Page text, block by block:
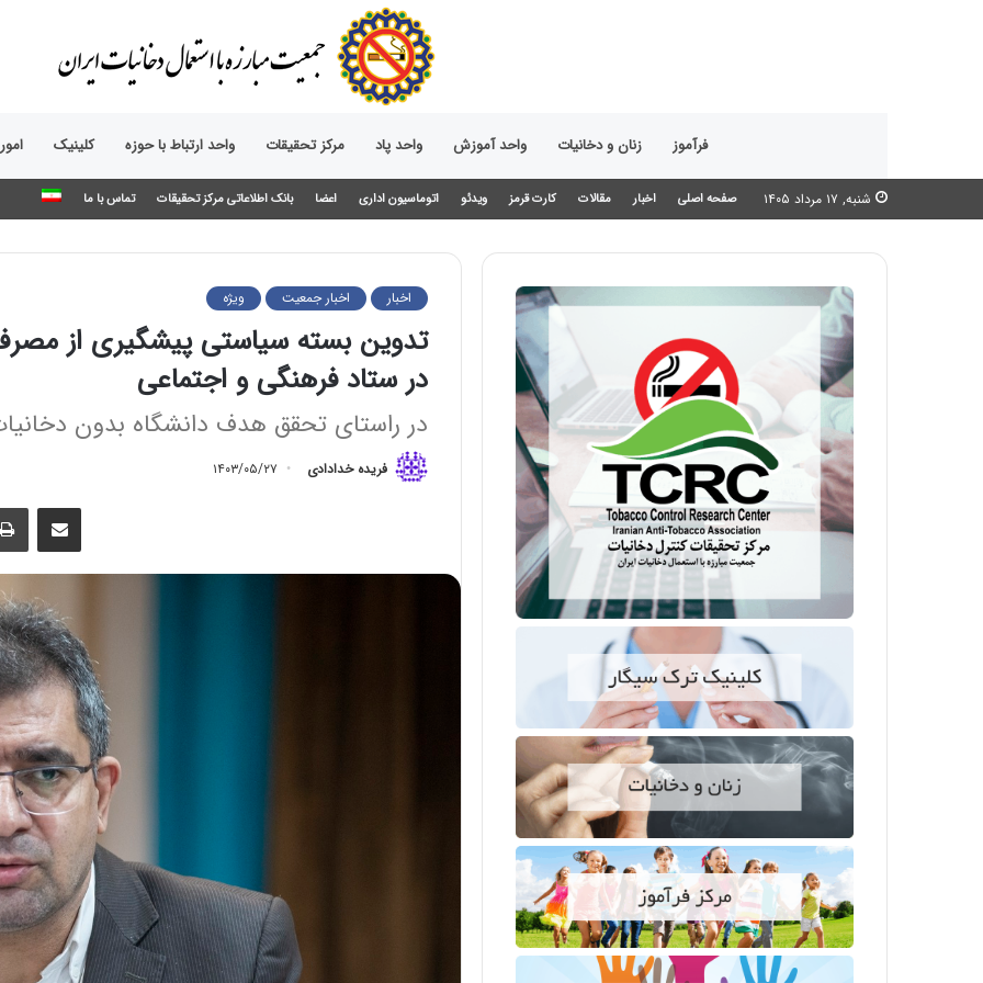
فرآموز زنان و دخانیات واحد آموزش واحد پاد مرکز تحقیقات واحد ارتباط با حوزه‌ کلینیک
شنبه, ۱۷ مرداد ۱۴۰۵ صفحه اصلی اخبار مقالات کارت قرمز ویدئو اتوماسیون اداری اعضا بانک اطلاعاتی مرکز تحقیقات تماس با ما
اخبار اخبار جمعیت ویژه
تدوین بسته سیاستی پیشگیری از
در ستاد فرهنگی و اجتماعی
در راستای تحقق هدف دانشگاه بدون
فریده خدادادی ۱۴۰۳/۰۵/۲۷
اشتراک گذاری از طریق ایمیل